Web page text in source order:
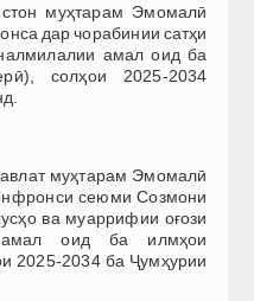
муҳтарам Эмомалӣ
дар чорабинии сатҳи
амал оид ба
солҳои 2025-2034
муҳтарам Эмомалӣ
сеюми Созмони
ва муаррифии оғози
амал оид ба илмҳои
2025-2034 ба Ҷумҳурии